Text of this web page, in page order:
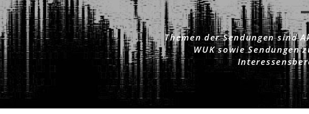
Themen der Sendungen sind
WUK sowie